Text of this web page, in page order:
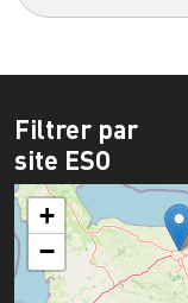
Filtrer par
site ESO
+
−